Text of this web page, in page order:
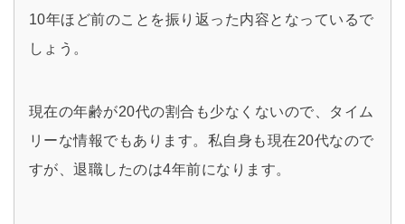
10年ほど前のことを振り返った内容となっているで
しょう。
現在の年齢が20代の割合も少なくないので、タイム
リーな情報でもあります。私自身も現在20代なので
すが、退職したのは4年前になります。